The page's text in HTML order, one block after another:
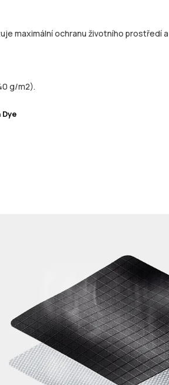
maximální ochranu životního
g/m2).